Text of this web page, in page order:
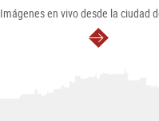
Imágenes en vivo desde la ciudad